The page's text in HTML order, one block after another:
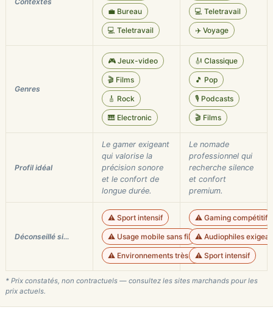
💼 Bureau
💻 Teletravail
💻 Teletravail
✈️ Voyage
Genres
🎮 Jeux-video
🎬 Films
🎸 Rock
🎹 Electronic
🎻 Classique
🎵 Pop
🎙️ Podcasts
🎬 Films
Profil idéal
Le gamer exigeant
qui valorise la
précision sonore
et le confort de
longue durée.
Le nomade
professionnel qui
recherche silence
et confort
premium.
Déconseillé si…
⚠️ Sport intensif
⚠️ Usage mobile sans fil
⚠️ Environnements très bruyants
⚠️ Gaming compétitif
⚠️ Audiophiles
⚠️ Sport intensif
* Prix constatés, non contractuels — consultez les sites marchands pour les
prix actuels.